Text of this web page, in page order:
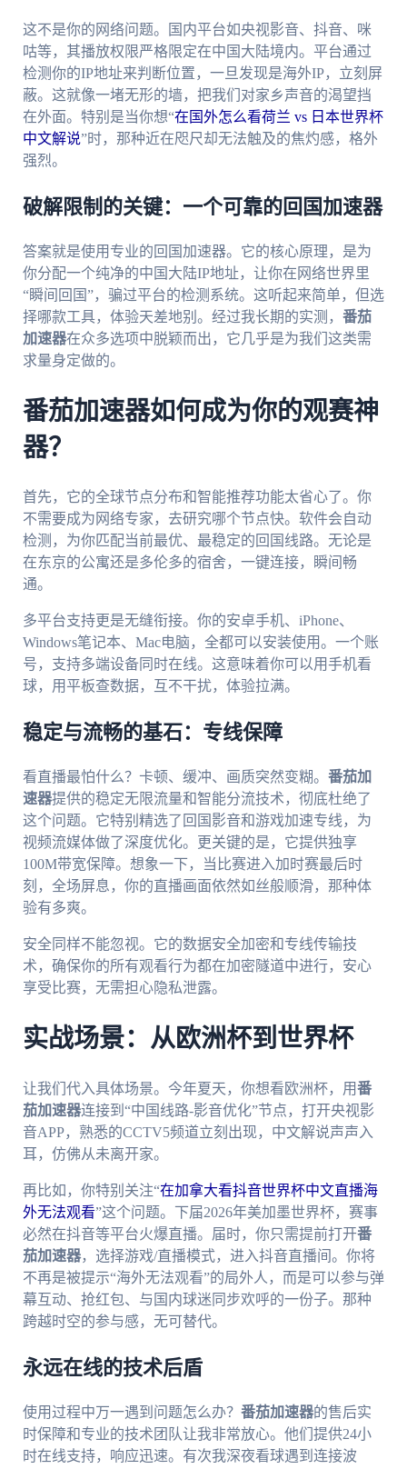
这不是你的网络问题。国内平台如央视影音、抖音、咪
咕等，其播放权限严格限定在中国大陆境内。平台通过
检测你的IP地址来判断位置，一旦发现是海外IP，立刻屏
蔽。这就像一堵无形的墙，把我们对家乡声音的渴望挡
在外面。特别是当你想“在国外怎么看荷兰 vs 日本世界杯
中文解说”时，那种近在咫尺却无法触及的焦灼感，格外
强烈。
破解限制的关键：一个可靠的回国加速器
答案就是使用专业的回国加速器。它的核心原理，是为
你分配一个纯净的中国大陆IP地址，让你在网络世界里
“瞬间回国”，骗过平台的检测系统。这听起来简单，但选
择哪款工具，体验天差地别。经过我长期的实测， 番茄
加速器在众多选项中脱颖而出，它几乎是为我们这类需
求量身定做的。
番茄加速器如何成为你的观赛神
器？
首先，它的全球节点分布和智能推荐功能太省心了。你
不需要成为网络专家，去研究哪个节点快。软件会自动
检测，为你匹配当前最优、最稳定的回国线路。无论是
在东京的公寓还是多伦多的宿舍，一键连接，瞬间畅
通。
多平台支持更是无缝衔接。你的安卓手机、iPhone、
Windows笔记本、Mac电脑，全都可以安装使用。一个账
号，支持多端设备同时在线。这意味着你可以用手机看
球，用平板查数据，互不干扰，体验拉满。
稳定与流畅的基石：专线保障
看直播最怕什么？卡顿、缓冲、画质突然变糊。 番茄加
速器提供的稳定无限流量和智能分流技术，彻底杜绝了
这个问题。它特别精选了回国影音和游戏加速专线，为
视频流媒体做了深度优化。更关键的是，它提供独享
100M带宽保障。想象一下，当比赛进入加时赛最后时
刻，全场屏息，你的直播画面依然如丝般顺滑，那种体
验有多爽。
安全同样不能忽视。它的数据安全加密和专线传输技
术，确保你的所有观看行为都在加密隧道中进行，安心
享受比赛，无需担心隐私泄露。
实战场景：从欧洲杯到世界杯
让我们代入具体场景。今年夏天，你想看欧洲杯，用番
茄加速器连接到“中国线路-影音优化”节点，打开央视影
音APP，熟悉的CCTV5频道立刻出现，中文解说声声入
耳，仿佛从未离开家。
再比如，你特别关注“在加拿大看抖音世界杯中文直播海
外无法观看”这个问题。下届2026年美加墨世界杯，赛事
必然在抖音等平台火爆直播。届时，你只需提前打开番
茄加速器，选择游戏/直播模式，进入抖音直播间。你将
不再是被提示“海外无法观看”的局外人，而是可以参与弹
幕互动、抢红包、与国内球迷同步欢呼的一份子。那种
跨越时空的参与感，无可替代。
永远在线的技术后盾
使用过程中万一遇到问题怎么办？ 番茄加速器的售后实
时保障和专业的技术团队让我非常放心。他们提供24小
时在线支持，响应迅速。有次我深夜看球遇到连接波